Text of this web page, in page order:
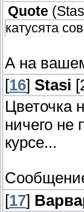
Quote (
катусята
А на
[16] Stasi
Цветочка
ничего не
курсе...
[17]